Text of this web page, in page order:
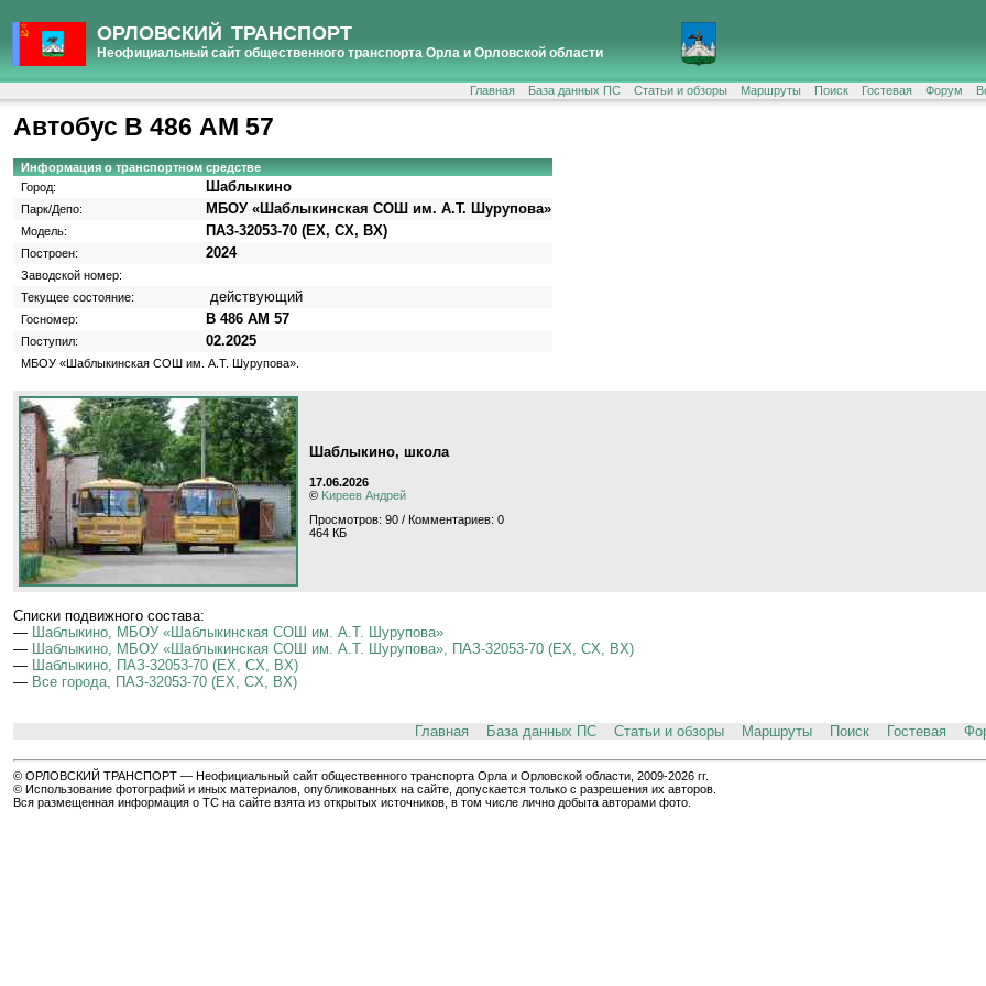
ОРЛОВСКИЙ ТРАНСПОРТ
Неофициальный сайт общественного транспорта Орла и Орловской области
Главная База данных ПС Статьи и обзоры Маршруты Поиск Гостевая Форум
Автобус В 486 АМ 57
Информация о транспортном средстве
Город:
Шаблыкино
Парк/Депо: МБОУ «Шаблыкинская СОШ им. А.Т. Шурупова»
Модель: ПАЗ-32053-70 (EX, CX, BX)
Построен: 2024
Заводской номер:
Текущее состояние:
действующий
Госномер: В 486 АМ 57
Поступил: 02.2025
МБОУ «Шаблыкинская СОШ им. А.Т. Шурупова».
Шаблыкино, школа
17.06.2026
© Kиpeeв Aндpeй
Просмотров: 90 / Комментариев: 0
464 КБ
Cписки подвижного состава:
— Шаблыкино, МБОУ «Шаблыкинская СОШ им. А.Т. Шурупова»
— Шаблыкино, МБОУ «Шаблыкинская СОШ им. А.Т. Шурупова», ПАЗ-32053-70 (EX, CX, BX)
— Шаблыкино, ПАЗ-32053-70 (EX, CX, BX)
— Все города, ПАЗ-32053-70 (EX, CX, BX)
Главная База данных ПС Статьи и обзоры Маршруты Поиск Гостевая
© ОРЛОВСКИЙ ТРАНСПОРТ — Неофициальный сайт общественного транспорта Орла и Орловской области, 2009-2026 гг.
© Использование фотографий и иных материалов, опубликованных на сайте, допускается только с разрешения их авторов.
Вся размещенная информация о ТС на сайте взята из открытых источников, в том числе лично добыта авторами фото.